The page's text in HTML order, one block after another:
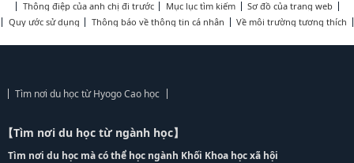
Thông điệp của anh chị đi trước
Mục lục tìm kiếm
Sơ đồ của trang web
Quy ước sử dụng
Thông báo về thông tin cá nhân Về môi trường tương thích
Tìm nơi du học từ Hyogo Cao học
【Tìm nơi du học từ ngành học】
Tìm nơi du học mà có thể học ngành Khối Khoa học xã hội